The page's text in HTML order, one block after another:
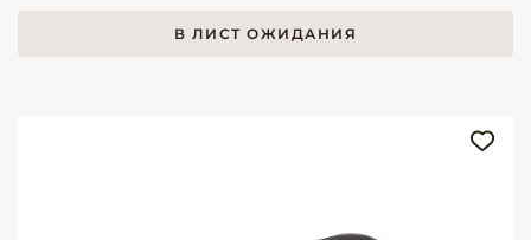
В ЛИСТ ОЖИДАНИЯ